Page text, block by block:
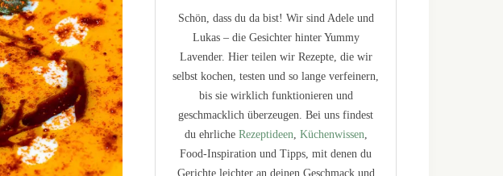
Schön, dass du da bist! Wir sind Adele und
Lukas – die Gesichter hinter Yummy
Lavender. Hier teilen wir Rezepte, die wir
selbst kochen, testen und so lange verfeinern,
bis sie wirklich funktionieren und
geschmacklich überzeugen. Bei uns findest
du ehrliche Rezeptideen Küchenwissen
Food-Inspiration und Tipps, mit denen du
Gerichte leichter an deinen Geschmack und